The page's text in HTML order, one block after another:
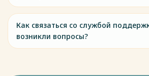
Как связаться со службой
возникли вопросы?